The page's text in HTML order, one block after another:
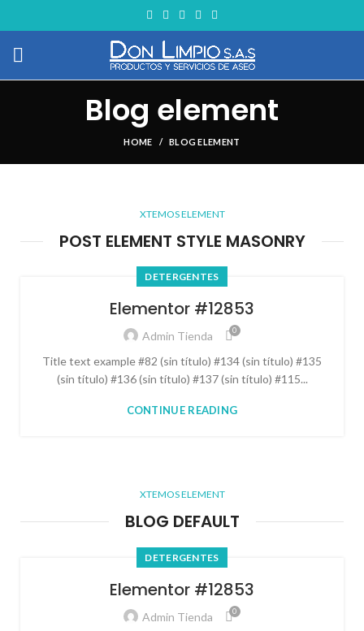
Blog element
HOME BLOG ELEMENT
XTEMOS ELEMENT
POST ELEMENT STYLE MASONRY
DETERGENTES
Elementor #12853
Admin Tienda 0
Title text example #82 (sin título) #134 (sin título) #135
(sin título) #136 (sin título) #137 (sin título) #115...
CONTINUE READING
XTEMOS ELEMENT
BLOG DEFAULT
DETERGENTES
Elementor #12853
Admin Tienda 0